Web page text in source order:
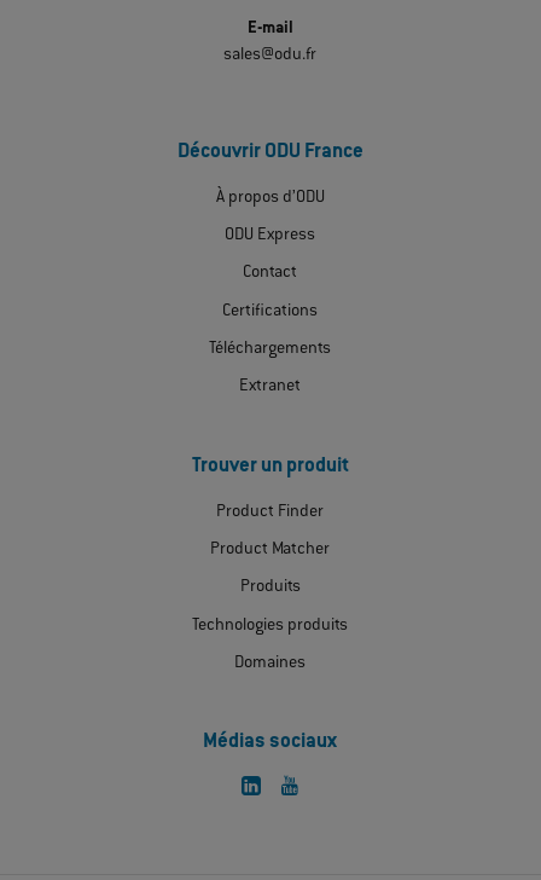
E-mail
sales@odu.fr
Découvrir ODU France
À propos d’ODU
ODU Express
Contact
Certifications
Téléchargements
Extranet
Trouver un produit
Product Finder
Product Matcher
Produits
Technologies produits
Domaines
Médias sociaux